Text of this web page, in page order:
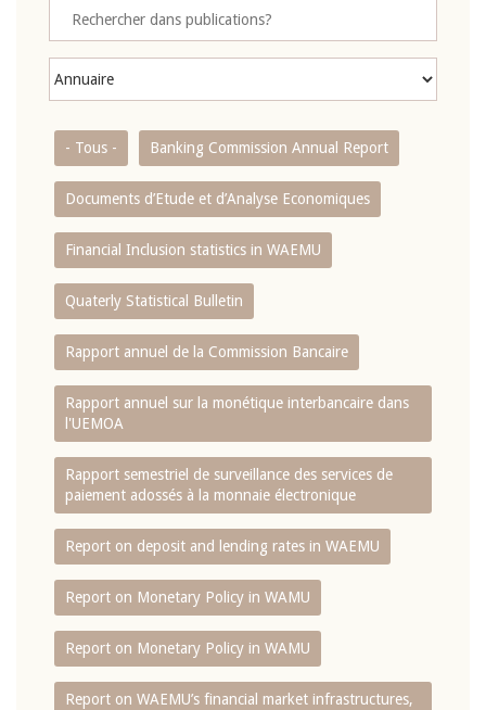
- Tous - Banking Commission Annual Report
Documents d’Etude et d’Analyse Economiques
Financial Inclusion statistics in WAEMU
Quaterly Statistical Bulletin
Rapport annuel de la Commission Bancaire
Rapport annuel sur la monétique interbancaire dans
l'UEMOA
Rapport semestriel de surveillance des services de
paiement adossés à la monnaie électronique
Report on deposit and lending rates in WAEMU
Report on Monetary Policy in WAMU
Report on Monetary Policy in WAMU
Report on WAEMU’s financial market infrastructures,